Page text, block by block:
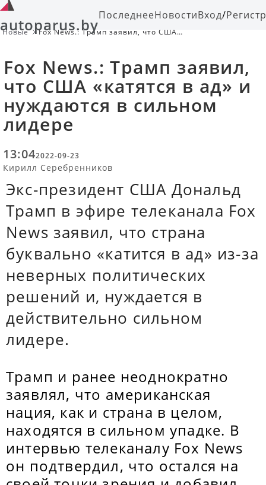
autoparus.byПоследнееНовостиВход/
Новые
Fox News.: Трамп заявил, что США
Fox News.: Трамп заявил,
что США «катятся в ад» и
нуждаются в сильном
лидере
13:042022-09-23
Кирилл Серебренников
Экс-президент США Дональд
Трамп в эфире телеканала Fox
News заявил, что страна
буквально «катится в ад» из-за
неверных политических
решений и, нуждается в
действительно сильном
лидере.
Трамп и ранее неоднократно
заявлял, что американская
нация, как и страна в целом,
находятся в сильном упадке. В
интервью телеканалу Fox News
он подтвердил, что остался на